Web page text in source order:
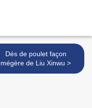
Dés de poulet façon
mégère de Liu Xinwu >